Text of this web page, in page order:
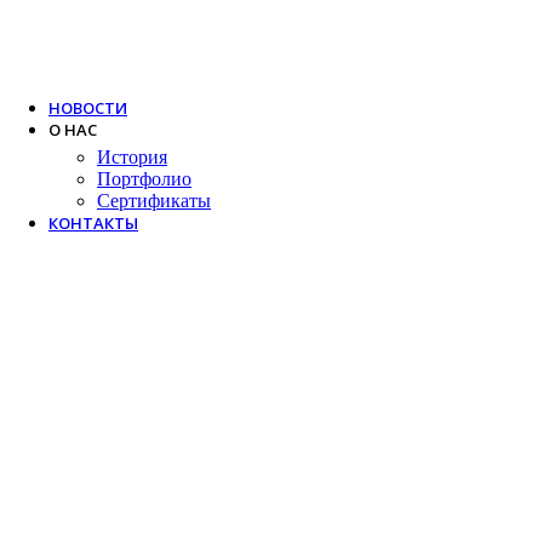
НОВОСТИ
О НАС
История
Портфолио
Сертификаты
КОНТАКТЫ